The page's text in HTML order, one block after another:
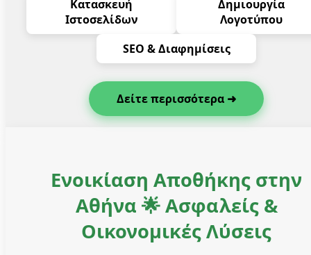
Κατασκευή
Ιστοσελίδων
Δημιουργία
Λογοτύπου
SEO & Διαφημίσεις
Δείτε περισσότερα ➜
Ενοικίαση Αποθήκης στην
Αθήνα 🌟 Ασφαλείς &
Οικονομικές Λύσεις